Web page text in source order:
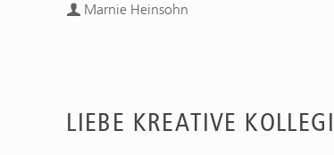
Marnie Heinsohn
LIEBE KREATIVE